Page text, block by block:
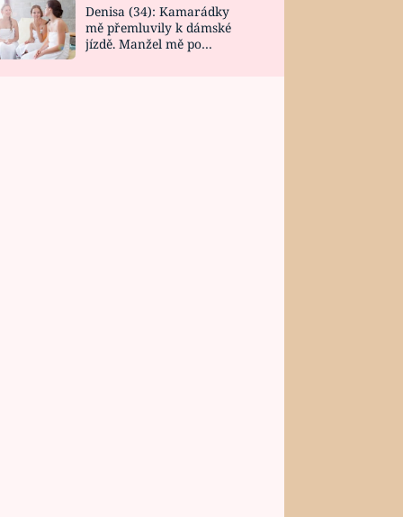
Denisa (34): Kamarádky
mě přemluvily k dámské
jízdě. Manžel mě po